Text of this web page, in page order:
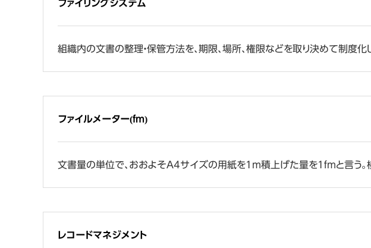
ファイリングシステム
組織内の文書の整理・保管方法を、期限、場所、権限などを取り決めて制度化
ファイルメーター(fm)
文書量の単位で、おおよそA4サイズの用紙を1m積上げた量を1fmと言う
レコードマネジメント